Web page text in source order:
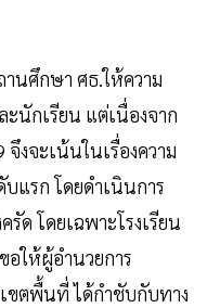
านศึกษา ศธ.ให้ความ
นักเรียน แต่เนื่องจาก
งจะเน้นในเรื่องความ
แรก โดยดำเนินการ
รัด โดยเฉพาะโรงเรียน
อให้ผู้อำนวยการ
ขตพื้นที่ ได้กำชับกับทาง